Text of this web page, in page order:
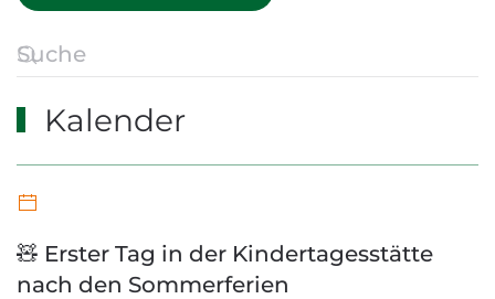
Kalender
🧸 Erster Tag in der Kindertagesstätte
nach den Sommerferien